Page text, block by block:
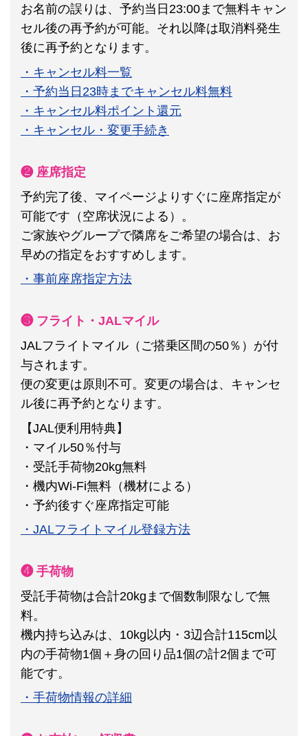
お名前の誤りは、予約当日23:00まで無料キャン
セル後の再予約が可能。それ以降は取消料発生
後に再予約となります。
・キャンセル料一覧
・予約当日23時までキャンセル料無料
・キャンセル料ポイント還元
・キャンセル・変更手続き
❷ 座席指定
予約完了後、マイページよりすぐに座席指定が
可能です（空席状況による）。
ご家族やグループで隣席をご希望の場合は、お
早めの指定をおすすめします。
・事前座席指定方法
❸ フライト・JALマイル
JALフライトマイル（ご搭乗区間の50％）が付
与されます。
便の変更は原則不可。 変更の場合は、キャンセ
ル後に再予約となります。
【JAL便利用特典】
・マイル50％付与
・受託手荷物20kg無料
・機内Wi-Fi無料（機材による）
・予約後すぐ座席指定可能
・JALフライトマイル登録方法
❹ 手荷物
受託手荷物は合計20kgまで個数制限なしで無
料。
機内持ち込みは、10kg以内・3辺合計115cm以
内の手荷物1個＋身の回り品1個の計2個まで可
能です。
・手荷物情報の詳細